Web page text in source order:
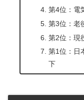
第4位：電
第3位：老
第2位：現
第1位：日
下